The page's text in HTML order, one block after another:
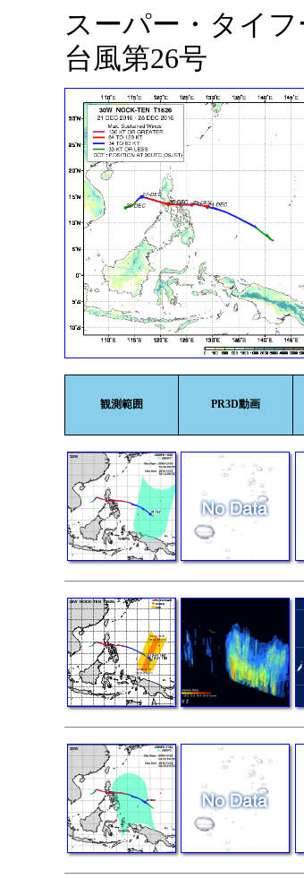
スーパー・タイ
台風第26号
観測範囲 PR3D動画